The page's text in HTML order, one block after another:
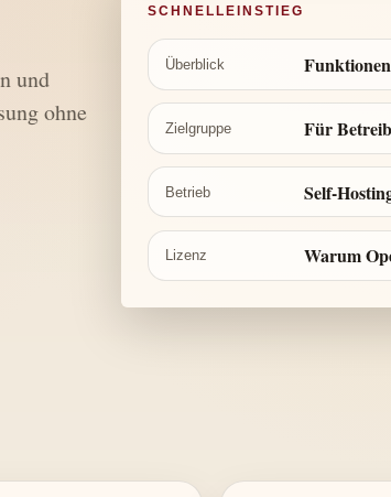
und
ohne
SCHNELLEINSTIEG
Überblick
Zielgruppe Für
Betrieb Self-
Lizenz Warum